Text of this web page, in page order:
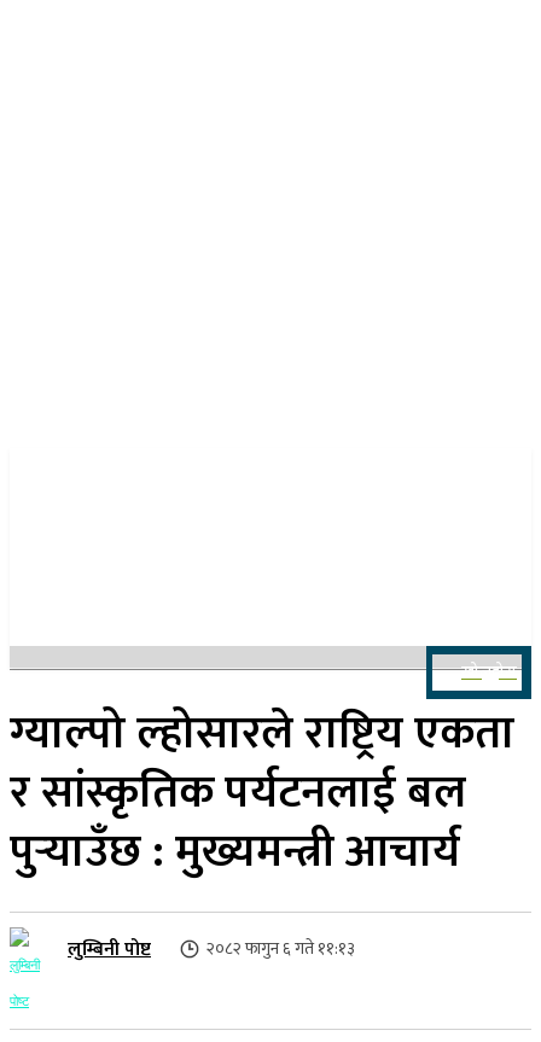
खोज्नुहोस
ग्याल्पो ल्होसारले राष्ट्रिय एकता
र सांस्कृतिक पर्यटनलाई बल
पुर्‍याउँछ : मुख्यमन्त्री आचार्य
लुम्बिनी पोष्ट २०८२ फागुन ६ गते ११:१३